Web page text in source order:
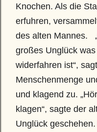
Knochen. Als die
erfuhren,
des alten Mannes.
großes Unglück
widerfahren ist“,
Menschenmenge
und klagend zu.
klagen“, sagte der
Unglück